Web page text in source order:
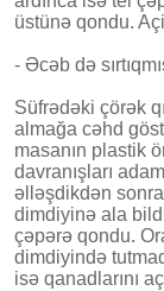
üstünə qondu.
- Əcəb də
Süfrədəki çörək
almağa cəhd
masanın plastik
davranışları
əlləşdikdən
dimdiyinə ala bildi
çəpərə qondu.
dimdiyində
isə qanadlarını